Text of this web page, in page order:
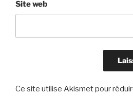
Site web
Ce site utilise Akismet pour